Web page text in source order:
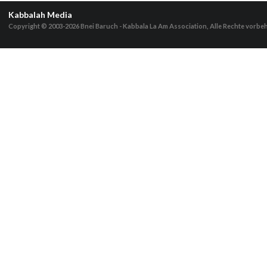
Kabbalah Media
Copyright © 2003-2026Bnei Baruch - Kabbala La Am Association, Alle Rechte